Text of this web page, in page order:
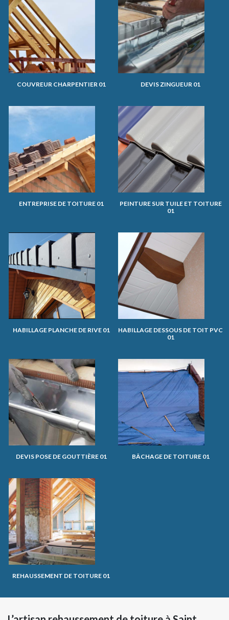
COUVREUR CHARPENTIER 01 DEVIS ZINGUEUR 01
ENTREPRISE DE TOITURE 01
PEINTURE SUR TUILE ET TOITURE
01
HABILLAGE PLANCHE DE RIVE 01
HABILLAGE DESSOUS DE TOIT PVC
01
DEVIS POSE DE GOUTTIÈRE 01 BÂCHAGE DE TOITURE 01
REHAUSSEMENT DE TOITURE 01